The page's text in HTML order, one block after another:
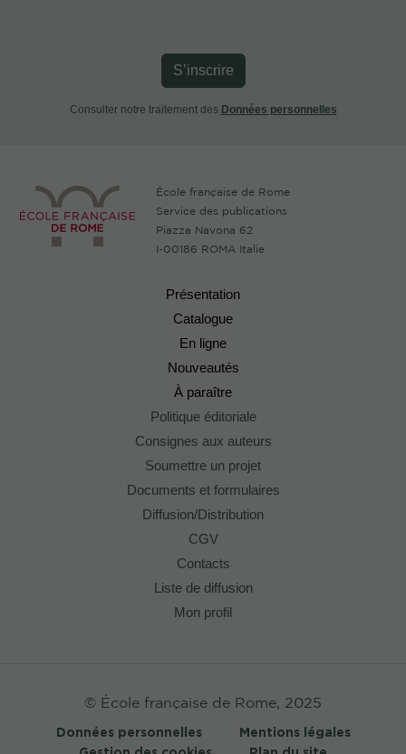
S’inscrire
Consulter notre traitement des Données personnelles
École française de Rome
Service des publications
Piazza Navona 62
I-00186 ROMA Italie
Présentation
Catalogue
En ligne
Nouveautés
À paraître
Politique éditoriale
Consignes aux auteurs
Soumettre un projet
Documents et formulaires
Diffusion/Distribution
CGV
Contacts
Liste de diffusion
Mon profil
© École française de Rome, 2025
Données personnelles
Mentions légales